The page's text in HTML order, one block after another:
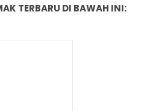
TERBARU DI BAWAH INI: